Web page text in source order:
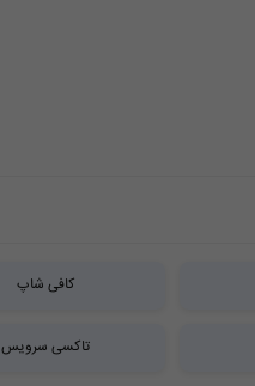
کافی شاپ
تاکسی سرویس